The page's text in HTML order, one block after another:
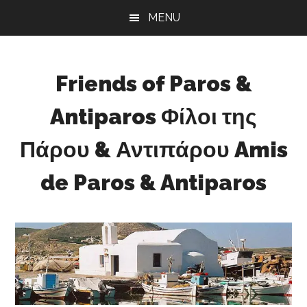
MENU
Friends of Paros &
Antiparos Φίλοι της
Πάρου & Αντιπάρου Amis
de Paros & Antiparos
development
for
Paros
&
Antiparos